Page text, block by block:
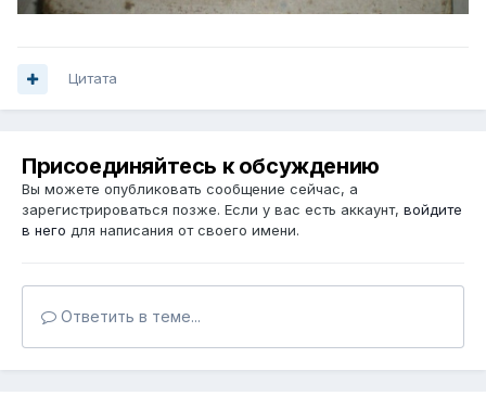
Цитата
Присоединяйтесь к обсуждению
Вы можете опубликовать сообщение сейчас, а
зарегистрироваться позже. Если у вас есть аккаунт, войдите
в него для написания от своего имени.
Ответить в теме...